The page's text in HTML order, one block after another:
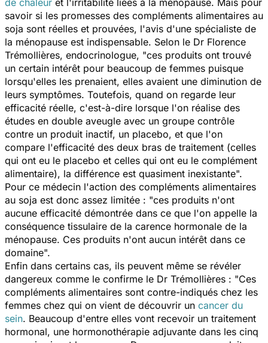
savoir si les promesses des compléments alimentaires au
soja sont réelles et prouvées, l'avis d'une spécialiste de
la ménopause est indispensable. Selon le Dr Florence
Trémollières, endocrinologue, "ces produits ont trouvé
un certain intérêt pour beaucoup de femmes puisque
lorsqu'elles les prenaient, elles avaient une diminution de
leurs symptômes. Toutefois, quand on regarde leur
efficacité réelle, c'est-à-dire lorsque l'on réalise des
études en double aveugle avec un groupe contrôle
contre un produit inactif, un placebo, et que l'on
compare l'efficacité des deux bras de traitement (celles
qui ont eu le placebo et celles qui ont eu le complément
alimentaire), la différence est quasiment inexistante".
Pour ce médecin l'action des compléments alimentaires
au soja est donc assez limitée : "ces produits n'ont
aucune efficacité démontrée dans ce que l'on appelle la
conséquence tissulaire de la carence hormonale de la
ménopause. Ces produits n'ont aucun intérêt dans ce
domaine".
Enfin dans certains cas, ils peuvent même se révéler
dangereux comme le confirme le Dr Trémollières : "Ces
compléments alimentaires sont contre-indiqués chez les
femmes chez qui on vient de découvrir un cancer du
sein. Beaucoup d'entre elles vont recevoir un traitement
hormonal, une hormonothérapie adjuvante dans les cinq